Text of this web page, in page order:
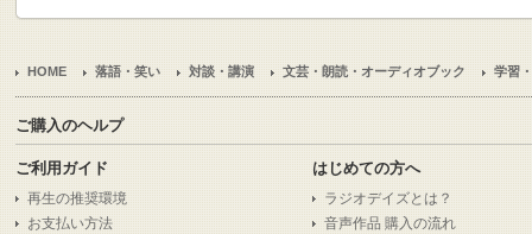
HOME 落語・笑い 対談・講演 文芸・朗読・オーディオブック 学習
ご購入のヘルプ
ご利用ガイド
再生の推奨環境
お支払い方法
はじめての方へ
ラジオデイズとは？
音声作品 購入の流れ